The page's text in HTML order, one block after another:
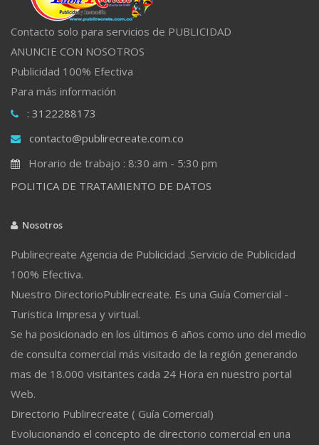
Contacto solo para servicios de PUBLICIDAD
ANUNCIE CON NOSOTROS
Publicidad 100% Efectiva
Para más información
: 3122288173
contacto@publirecreate.com.co
Horario de trabajo : 8:30 am - 5:30 pm
POLITICA DE TRATAMIENTO DE DATOS
Nosotros
Publirecreate Agencia de Publicidad .Servicio de Publicidad
100% Efectiva.
Nuestro DirectorioPublirecreate. Es una Guía Comercial -
Turistica Impresa y virtual.
Se ha posicionado en los últimos 6 años como uno del medio
de consulta comercial más visitado de la región generando
mas de 18.000 visitantes cada 24 Hora en nuestro portal
Web.
Directorio Publirecreate ( Guía Comercial)
Evolucionando el concepto de directorio comercial en una